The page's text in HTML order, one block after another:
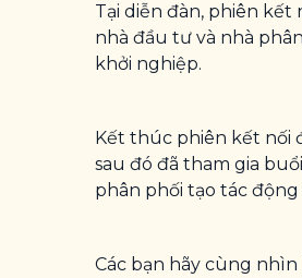
Tại diễn đàn, phiên kết
nhà đầu tư và nhà
khởi nghiệp.
Kết thúc phiên kết nối
sau đó đã tham gia
phân phối tạo tác
Các bạn hãy cùng